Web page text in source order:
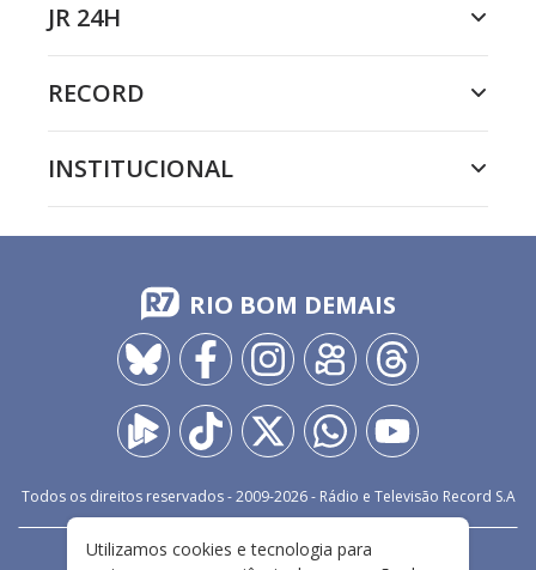
JR 24H
RECORD
INSTITUCIONAL
RIO BOM DEMAIS
Todos os direitos reservados - 2009-2026- Rádio e Televisão Record S.A
FALE CONOSCO PRIVACIDADE
Utilizamos cookies e tecnologia para